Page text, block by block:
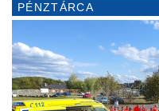
PÉNZTÁRCA